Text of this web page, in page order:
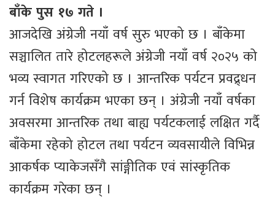
बाँके पुस १७ गते ।
आजदेखि अंग्रेजी नयाँ वर्ष सुरु भएको छ । बाँकेमा
सञ्चालित तारे होटलहरूले अंग्रेजी नयाँ वर्ष २०२५ को
भव्य स्वागत गरिएको छ । आन्तरिक पर्यटन प्रवद्र्धन
गर्न विशेष कार्यक्रम भएका छन् । अंग्रेजी नयाँ वर्षका
अवसरमा आन्तरिक तथा बाह्य पर्यटकलाई लक्षित गर्दै
बाँकेमा रहेको होटल तथा पर्यटन व्यवसायीले विभिन्न
आकर्षक प्याकेजसँगै सांङ्गीतिक एवं सांस्कृतिक
कार्यक्रम गरेका छन् ।